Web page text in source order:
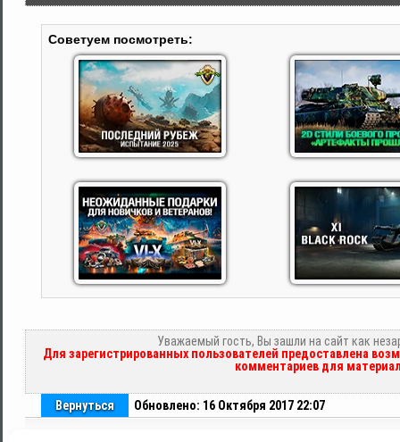
Советуем посмотреть:
Уважаемый гость, Вы зашли на сайт как
Для зарегистрированных пользователей предоставлена
комментариев для
Вернуться Обновлено: 16 Октября 2017 22:07